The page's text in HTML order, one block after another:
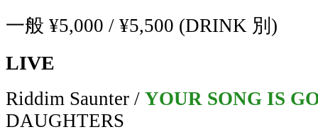
一般 ¥5,000 / ¥5,500 (DRINK 別)
LIVE
Riddim Saunter / YOUR SONG IS
DAUGHTERS